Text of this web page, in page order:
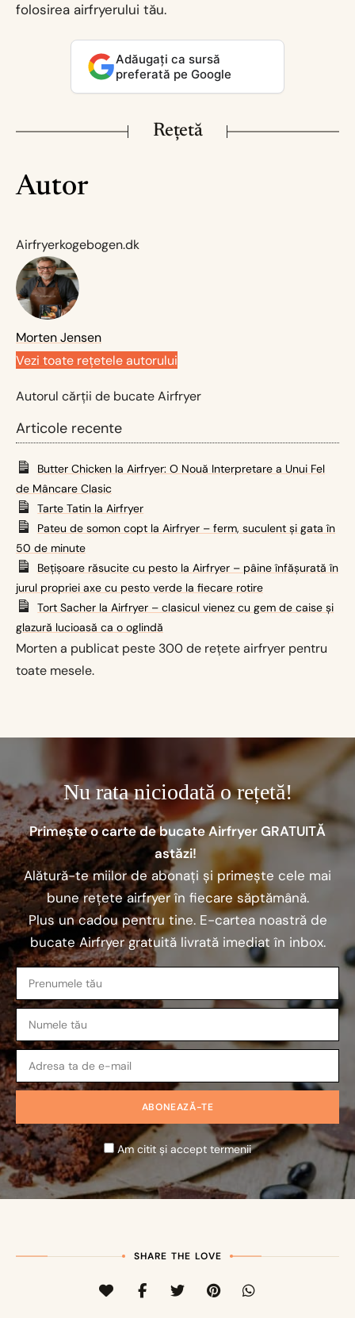
folosirea airfryerului tău.
Adăugați ca sursă
preferată pe Google
Rețetă
Autor
Airfryerkogebogen.dk
Morten Jensen
Vezi toate rețetele autorului
Autorul cărții de bucate Airfryer
Articole recente
Butter Chicken la Airfryer: O Nouă Interpretare a Unui Fel
de Mâncare Clasic
Tarte Tatin la Airfryer
Pateu de somon copt la Airfryer – ferm, suculent și gata în
50 de minute
Bețișoare răsucite cu pesto la Airfryer – pâine înfășurată în
jurul propriei axe cu pesto verde la fiecare rotire
Tort Sacher la Airfryer – clasicul vienez cu gem de caise și
glazură lucioasă ca o oglindă
Morten a publicat peste 300 de rețete airfryer pentru
toate mesele.
Nu rata niciodată o rețetă!
Primește o carte de bucate Airfryer GRATUITĂ
astăzi!
Alătură-te miilor de abonați și primește cele mai
bune rețete airfryer în fiecare săptămână.
Plus un cadou pentru tine. E-cartea noastră de
bucate Airfryer gratuită livrată imediat în inbox.
Am citit și accept termenii
SHARE THE LOVE